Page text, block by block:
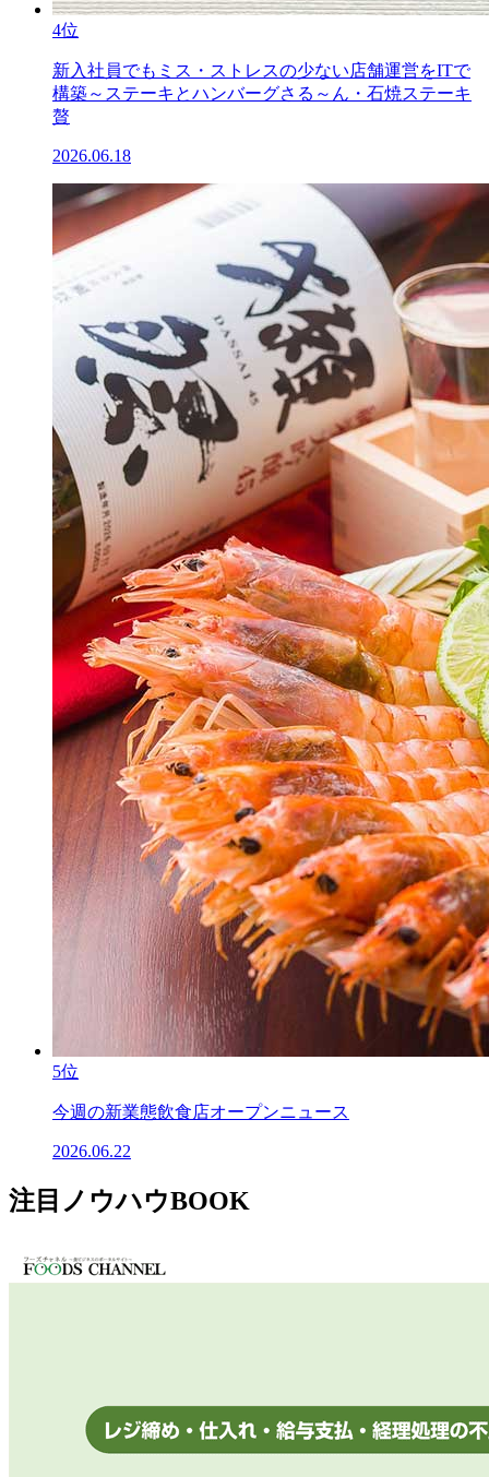
4位
新入社員でもミス・ストレスの少ない店舗運営をITで
構築～ステーキとハンバーグさる～ん・石焼ステーキ
贅
2026.06.18
5位
今週の新業態飲食店オープンニュース
2026.06.22
注目ノウハウBOOK